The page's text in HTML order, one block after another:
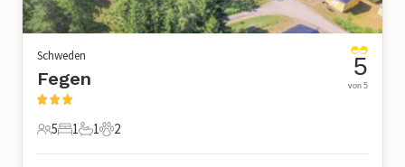
Schweden
Fegen
5 Gäste
5
1 Schlafzimmer
1
1 Badezimmer
1
2 Haustiere
2
5
von 5